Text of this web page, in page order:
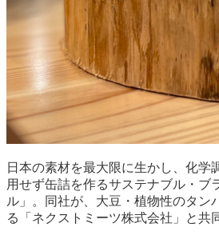
日本の素材を最大限に生かし、化学
用せず缶詰を作るサステナブル・ブ
ル」。同社が、大豆・植物性のタン
る「ネクストミーツ株式会社」と共